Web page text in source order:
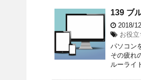
139 ブ
2018/
お役立
パソコン
その疲れ
ルーライ